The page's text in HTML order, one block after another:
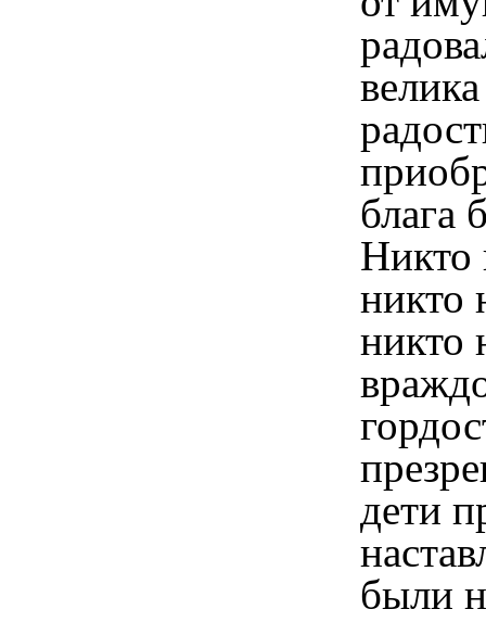
блага
Никто
никто
никто
дети
были